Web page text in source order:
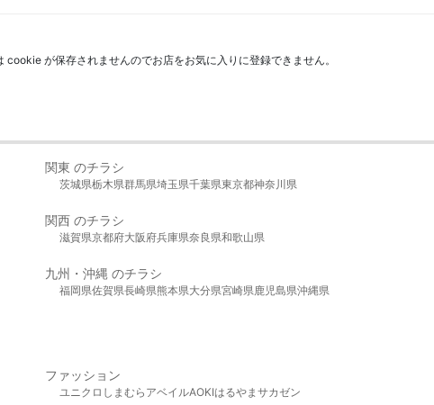
が保存されませんのでお店をお気に入りに登録できません。
関東 のチラシ
茨城県栃木県群馬県埼玉県千葉県東京都神奈川県
関西 のチラシ
滋賀県京都府大阪府兵庫県奈良県和歌山県
九州・沖縄 のチラシ
福岡県佐賀県長崎県熊本県大分県宮崎県鹿児島県沖縄県
ファッション
ユニクロ しまむら アベイルAOKIはるやま サカゼン